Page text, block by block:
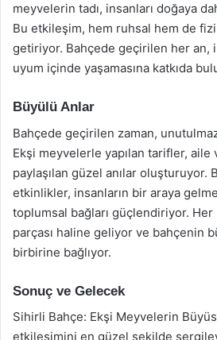
meyvelerin tadı, insanları doğaya
Bu etkileşim, hem ruhsal hem de
getiriyor. Bahçede geçirilen her an,
uyum içinde yaşamasına katkıda
Büyülü Anlar
Bahçede geçirilen zaman,
Ekşi meyvelerle yapılan tarifler, aile
paylaşılan güzel anılar oluşturuyor.
etkinlikler, insanların bir araya
toplumsal bağları güçlendiriyor. Her
parçası haline geliyor ve bahçenin
birbirine bağlıyor.
Sonuç ve Gelecek
Sihirli Bahçe: Ekşi Meyvelerin
etkileşimini en güzel şekilde